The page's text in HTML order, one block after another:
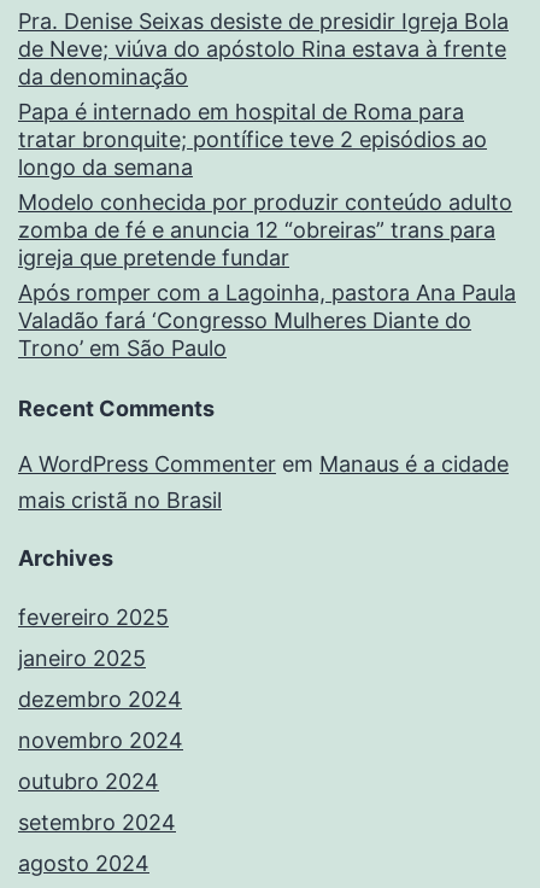
Pra. Denise Seixas desiste de presidir Igreja Bola
de Neve; viúva do apóstolo Rina estava à frente
da denominação
Papa é internado em hospital de Roma para
tratar bronquite; pontífice teve 2 episódios ao
longo da semana
Modelo conhecida por produzir conteúdo adulto
zomba de fé e anuncia 12 “obreiras” trans para
igreja que pretende fundar
Após romper com a Lagoinha, pastora Ana Paula
Valadão fará ‘Congresso Mulheres Diante do
Trono’ em São Paulo
Recent Comments
A WordPress Commenter em Manaus é a cidade
mais cristã no Brasil
Archives
fevereiro 2025
janeiro 2025
dezembro 2024
novembro 2024
outubro 2024
setembro 2024
agosto 2024